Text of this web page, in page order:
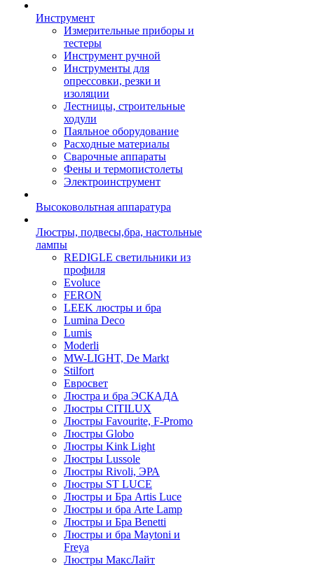
Инструмент
Измерительные приборы и
тестеры
Инструмент ручной
Инструменты для
опрессовки, резки и
изоляции
Лестницы, строительные
ходули
Паяльное оборудование
Расходные материалы
Сварочные аппараты
Фены и термопистолеты
Электроинструмент
Высоковольтная аппаратура
Люстры, подвесы,бра, настольные
лампы
REDIGLE светильники из
профиля
Evoluce
FERON
LEEK люстры и бра
Lumina Deco
Lumis
Moderli
MW-LIGHT, De Markt
Stilfort
Евросвет
Люстра и бра ЭСКАДА
Люстры CITILUX
Люстры Favourite, F-Promo
Люстры Globo
Люстры Kink Light
Люстры Lussole
Люстры Rivoli, ЭРА
Люстры ST LUCE
Люстры и Бра Artis Luce
Люстры и бра Arte Lamp
Люстры и Бра Benetti
Люстры и бра Maytoni и
Freya
Люстры МаксЛайт